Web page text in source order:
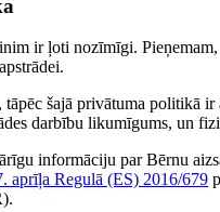
ir ļoti nozīmīgi.
šajā privātuma
darbību likumīgums, un
informāciju par Bērnu
aprīļa Regulā (ES) 2016/679